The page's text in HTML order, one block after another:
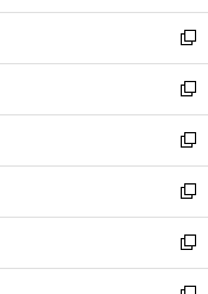
開
く
ウ
で
開
く
ン
ド
ウ
で
開
く
ウ
ィ
ン
ド
ウ
で
開
く
新
し
い
ウ
ィ
ン
ド
ウ
で
開
新
し
い
ウ
ィ
ン
ド
ウ
新
し
い
ウ
ィ
ン
新
し
い
ウ
新
し